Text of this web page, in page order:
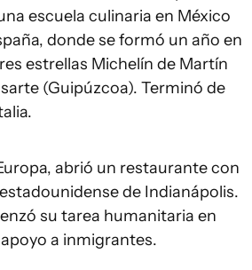
escuela culinaria en México
donde se formó un año en
estrellas Michelín de Martín
(Guipúzcoa). Terminó de
abrió un restaurante con
de Indianápolis.
su tarea humanitaria en
a inmigrantes.